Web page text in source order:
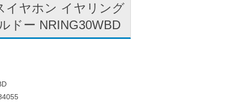
イヤホン イヤリング
ドー NRING30WBD